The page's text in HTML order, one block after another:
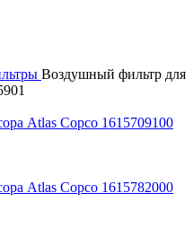
Воздушный фильтр для
Atlas Copco 1615709100
Atlas Copco 1615782000